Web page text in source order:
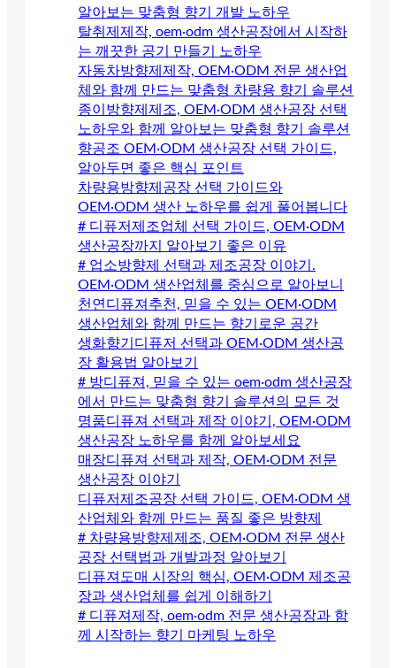
알아보는 맞춤형 향기 개발 노하우
탈취제제작, oem·odm 생산공장에서 시작하
는 깨끗한 공기 만들기 노하우
자동차방향제제작, OEM·ODM 전문 생산업
체와 함께 만드는 맞춤형 차량용 향기 솔루션
종이방향제제조, OEM·ODM 생산공장 선택
노하우와 함께 알아보는 맞춤형 향기 솔루션
향공조 OEM·ODM 생산공장 선택 가이드,
알아두면 좋은 핵심 포인트
차량용방향제공장 선택 가이드와
OEM·ODM 생산 노하우를 쉽게 풀어봅니다
# 디퓨저제조업체 선택 가이드, OEM·ODM
생산공장까지 알아보기 좋은 이유
# 업소방향제 선택과 제조공장 이야기.
OEM·ODM 생산업체를 중심으로 알아보니
천연디퓨져추천, 믿을 수 있는 OEM·ODM
생산업체와 함께 만드는 향기로운 공간
생화향기디퓨저 선택과 OEM·ODM 생산공
장 활용법 알아보기
# 방디퓨져, 믿을 수 있는 oem·odm 생산공장
에서 만드는 맞춤형 향기 솔루션의 모든 것
명품디퓨져 선택과 제작 이야기, OEM·ODM
생산공장 노하우를 함께 알아보세요
매장디퓨져 선택과 제작, OEM·ODM 전문
생산공장 이야기
디퓨저제조공장 선택 가이드, OEM·ODM 생
산업체와 함께 만드는 품질 좋은 방향제
# 차량용방향제제조, OEM·ODM 전문 생산
공장 선택법과 개발과정 알아보기
디퓨져도매 시장의 핵심, OEM·ODM 제조공
장과 생산업체를 쉽게 이해하기
# 디퓨져제작, oem·odm 전문 생산공장과 함
께 시작하는 향기 마케팅 노하우